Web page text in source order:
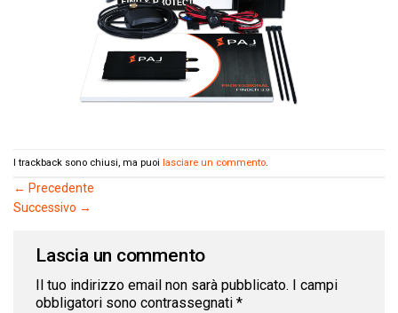
I trackback sono chiusi, ma puoi lasciare un commento.
← Precedente
Successivo →
Lascia un commento
Il tuo indirizzo email non sarà pubblicato. I campi
obbligatori sono contrassegnati *